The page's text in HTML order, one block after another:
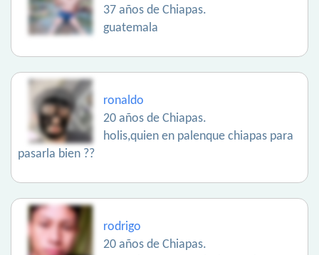
37 años de Chiapas.
guatemala
ronaldo
20 años de Chiapas.
holis,quien en palenque chiapas para
pasarla bien ??
rodrigo
20 años de Chiapas.